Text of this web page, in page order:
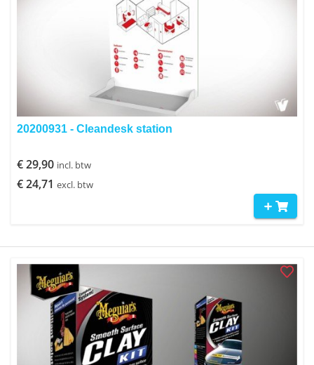
20200931 - Cleandesk station
€ 29,90 incl. btw
€ 24,71 excl. btw